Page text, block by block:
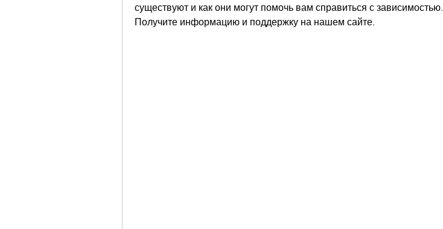
существуют и как они могут помочь вам справиться с зависимостью.
Получите информацию и поддержку на нашем сайте.